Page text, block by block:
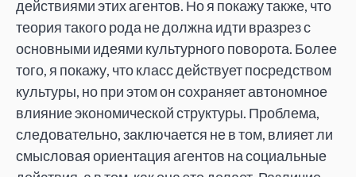
действиями этих агентов. Но я покажу также, что
теория такого рода не должна идти вразрез с
основными идеями культурного поворота. Более
того, я покажу, что класс действует посредством
культуры, но при этом он сохраняет автономное
влияние экономической структуры. Проблема,
следовательно, заключается не в том, влияет ли
смысловая ориентация агентов на социальные